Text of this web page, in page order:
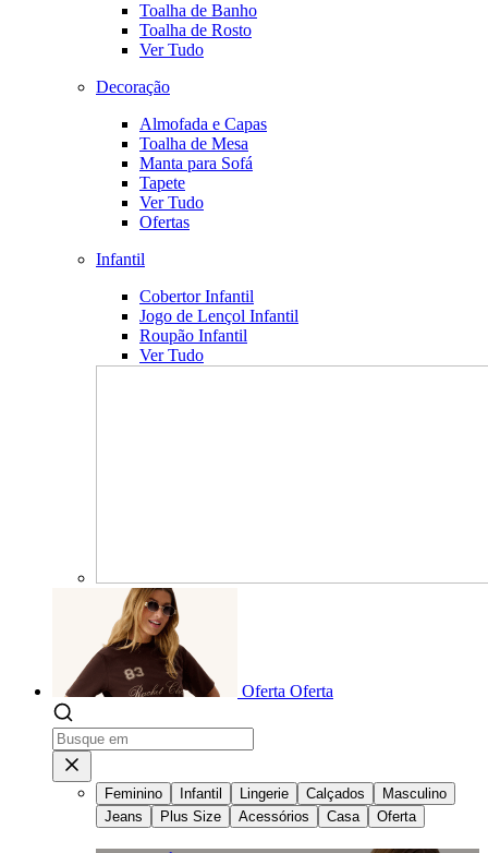
Toalha de Banho
Toalha de Rosto
Ver Tudo
Decoração
Almofada e Capas
Toalha de Mesa
Manta para Sofá
Tapete
Ver Tudo
Ofertas
Infantil
Cobertor Infantil
Jogo de Lençol Infantil
Roupão Infantil
Ver Tudo
Oferta Oferta
Feminino Infantil Lingerie Calçados
Masculino
Jeans
Plus Size Acessórios Casa Oferta